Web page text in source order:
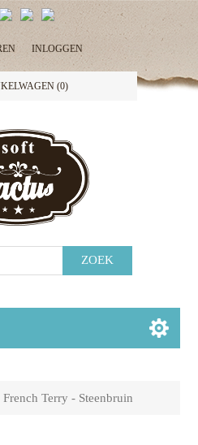
INLOGGEN
(0)
French Terry - Steenbruin